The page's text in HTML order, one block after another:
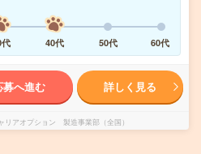
40代 50代 60代
募へ進む 詳しく見る
リアオプション 製造事業部（全国）